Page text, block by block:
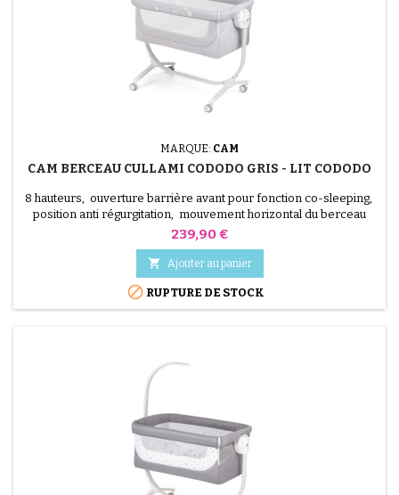
MARQUE: CAM
CAM BERCEAU CULLAMI CODODO GRIS - LIT CODODO
8 hauteurs, ouverture barrière avant pour fonction co-sleeping,
position anti régurgitation, mouvement horizontal du berceau
pour compatibilité avec tous les types de lits, fonction bascule, 4
roues multidirectionnelles dont 2 avec frein, sangles pour
fixation au lit. Caractéristiques: Jusqu'à 9 kg de capacité Poids 10,9
kg. Dimensions: 105 x 59...
Prix
239,90 €
 Ajouter au panier
 RUPTURE DE STOCK